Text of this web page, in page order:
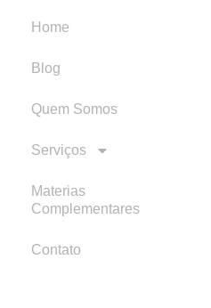
Home
Blog
Quem Somos
Serviços
Materias
Complementares
Contato